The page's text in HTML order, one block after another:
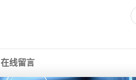
在线留言